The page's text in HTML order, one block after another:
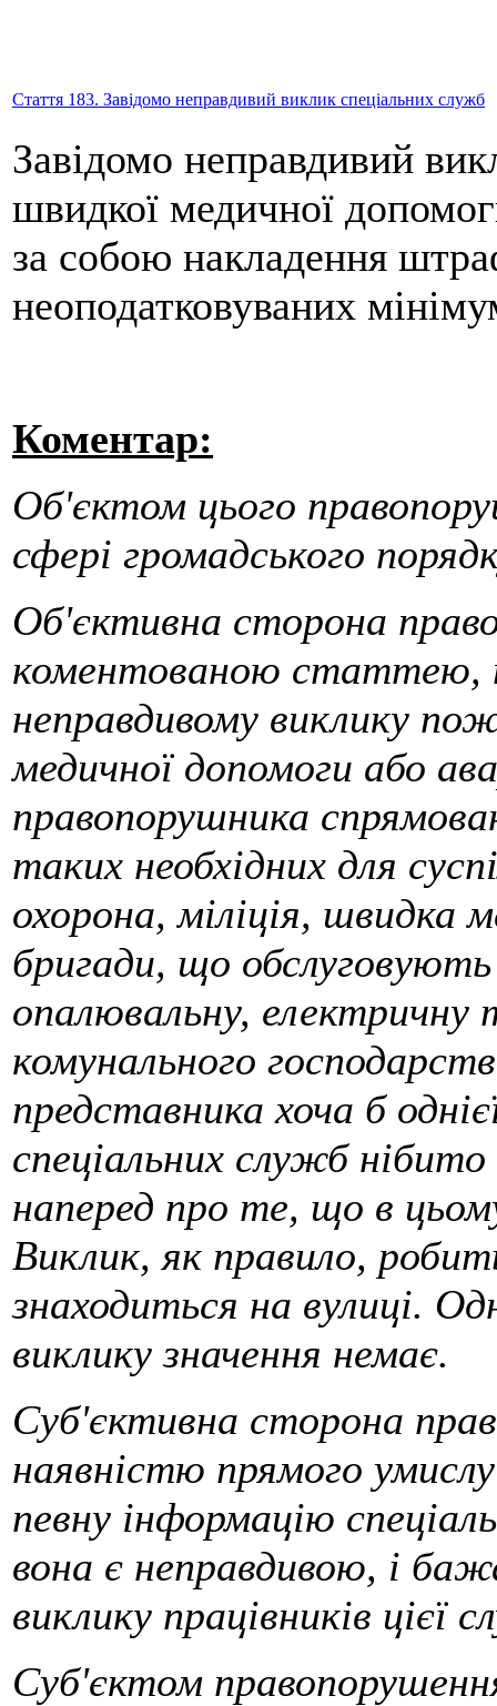
Стаття 183. Завідомо неправдивий виклик спеціальних служб
Завідомо неправдивий
швидкої медичної
за собою накладення
неоподатковуваних
Коментар:
Об'єктом цього
сфері громадського
Об'єктивна сторона
коментованою статтею,
неправдивому виклику
медичної допомоги або
правопорушника
таких необхідних для
охорона, міліція, швидка
бригади, що обслуговують
опалювальну,
комунального
представника хоча б
спеціальних служб
наперед про те, що в
Виклик, як правило,
знаходиться на вулиці.
виклику значення немає.
Суб'єктивна сторона
наявністю прямого
певну інформацію
вона є неправдивою, і
виклику працівників цієї
Суб'єктом